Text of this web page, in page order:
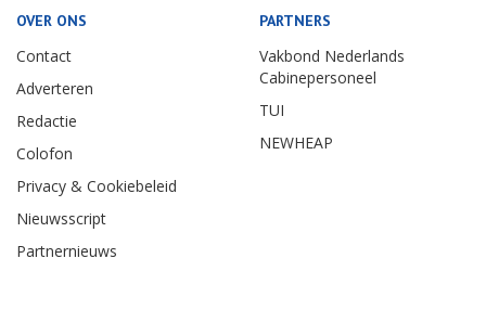
OVER ONS
Contact
Adverteren
Redactie
Colofon
Privacy & Cookiebeleid
Nieuwsscript
Partnernieuws
PARTNERS
Vakbond Nederlands
Cabinepersoneel
TUI
NEWHEAP